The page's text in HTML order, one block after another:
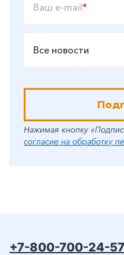
Ваш e-mail*
Все новости
Нажимая кнопку
согласие на обработку
+7-800-700-24-57